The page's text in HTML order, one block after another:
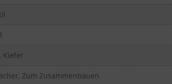
Kiefer
Zum Zusammenbauen